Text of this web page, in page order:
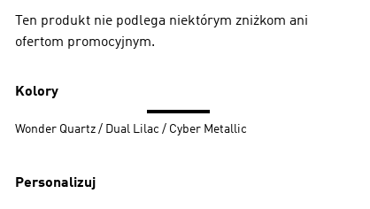
Ten produkt nie podlega niektórym zniżkom ani
ofertom promocyjnym.
Kolory
Wonder Quartz / Dual Lilac / Cyber Metallic
Personalizuj